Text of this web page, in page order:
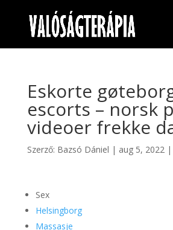
Eskorte
escorts – norsk
videoer frekke
Szerző: Bazsó Dániel | aug 5, 2022|
Sex
Helsingborg
Massasje